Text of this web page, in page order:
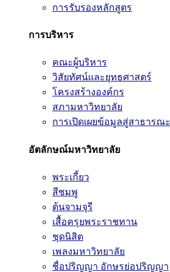
การรับรองหลักสูตร
การบริหาร
คณะผู้บริหาร
วิสัยทัศน์และยุทธศาสตร์
โครงสร้างองค์กร
สภามหาวิทยาลัย
การเปิดเผยข้อมูลสู่สาธารณะ
อัตลักษณ์มหาวิทยาลัย
พระเกี้ยว
สีชมพู
ต้นจามจุรี
เสื้อครุยพระราชทาน
ชุดนิสิต
เพลงมหาวิทยาลัย
ชื่อปริญญา อักษรย่อปริญญา